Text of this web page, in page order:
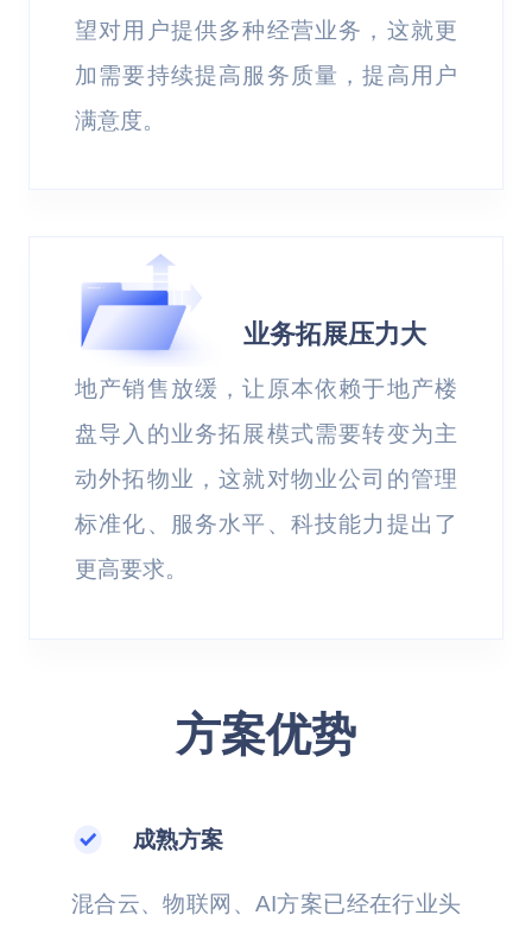
望对用户提供多种经营业务，这就更
加需要持续提高服务质量，提高用户
满意度。
业务拓展压力大
地产销售放缓，让原本依赖于地产楼
盘导入的业务拓展模式需要转变为主
动外拓物业，这就对物业公司的管理
标准化、服务水平、科技能力提出了
更高要求。
方案优势
成熟方案
混合云、物联网、AI方案已经在行业头